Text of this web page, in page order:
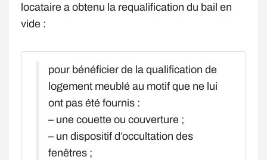
locataire a obtenu la requalification du bail en
vide :
pour bénéficier de la qualification de
logement meublé au motif que ne lui
ont pas été fournis :
– une couette ou couverture ;
– un dispositif d’occultation des
fenêtres ;